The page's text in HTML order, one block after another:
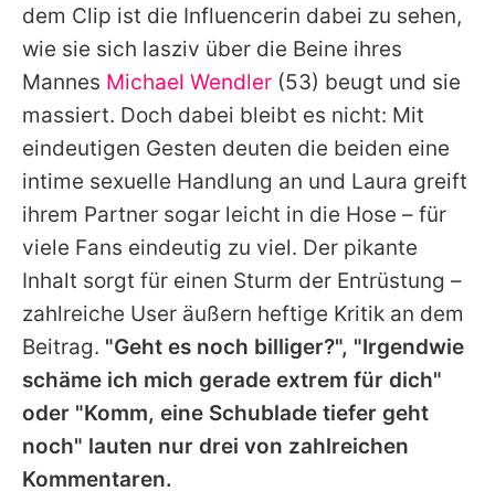
Jobs
App runterladen
Team
Redaktionelle Richtlinien
Impressum
Datenschutzerklärung
Utiq verwalten
dem Clip ist die Influencerin dabei zu sehen,
wie sie sich lasziv über die Beine ihres
Mannes Michael Wendler (53) beugt und sie
massiert. Doch dabei bleibt es nicht: Mit
eindeutigen Gesten deuten die beiden eine
intime sexuelle Handlung an und Laura greift
ihrem Partner sogar leicht in die Hose – für
viele Fans eindeutig zu viel. Der pikante
Inhalt sorgt für einen Sturm der Entrüstung –
zahlreiche User äußern heftige Kritik an dem
Beitrag. "Geht es noch billiger?", "Irgendwie
schäme ich mich gerade extrem für dich"
oder "Komm, eine Schublade tiefer geht
noch" lauten nur drei von zahlreichen
Kommentaren.